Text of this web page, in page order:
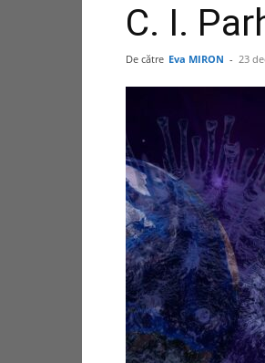
C. I.
De către Eva MIRON - 23